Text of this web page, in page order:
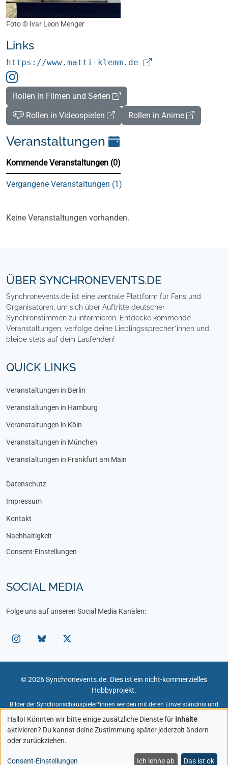
Foto © Ivar Leon Menger
Links
https://www.matti-klemm.de
Rollen in Filmen und Serien
Rollen in Videospielen
Rollen in Anime
Veranstaltungen
Kommende Veranstaltungen (0)
Vergangene Veranstaltungen (1)
Keine Veranstaltungen vorhanden.
ÜBER SYNCHRONEVENTS.DE
Synchronevents.de ist eine zentrale Plattform für Fans und
Organisatoren, um sich über Auftritte deutscher
Synchronstimmen zu informieren. Entdecke kommende
Veranstaltungen, verfolge deine Lieblingssprecher*innen und
bleibe stets auf dem Laufenden!
QUICK LINKS
Veranstaltungen in Berlin
Veranstaltungen in Hamburg
Veranstaltungen in Köln
Veranstaltungen in München
Veranstaltungen in Frankfurt am Main
Datenschutz
Impressum
Kontakt
Nachhaltigkeit
Consent-Einstellungen
SOCIAL MEDIA
Folge uns auf unseren Social Media Kanälen:
© 2026 Synchronevents.de. Dies ist ein nicht-kommerzielles
Hobbyprojekt.
Bilder der Synchronschauspieler*innen werden mit deren Einverständnis und
Bildmaterial zu Rollen und Figuren dient der redaktionellen Darstellung im
Rahmen von Veranstaltungen. Rechte an diesen Bildern liegen bei den
kontaktieren Sie mich bitte.
Hallo! Könnten wir bitte einige zusätzliche Dienste für Inhalte
aktivieren? Du kannst deine Zustimmung später jederzeit ändern
oder zurückziehen.
Consent-Einstellungen Ich lehne ab Das ist ok